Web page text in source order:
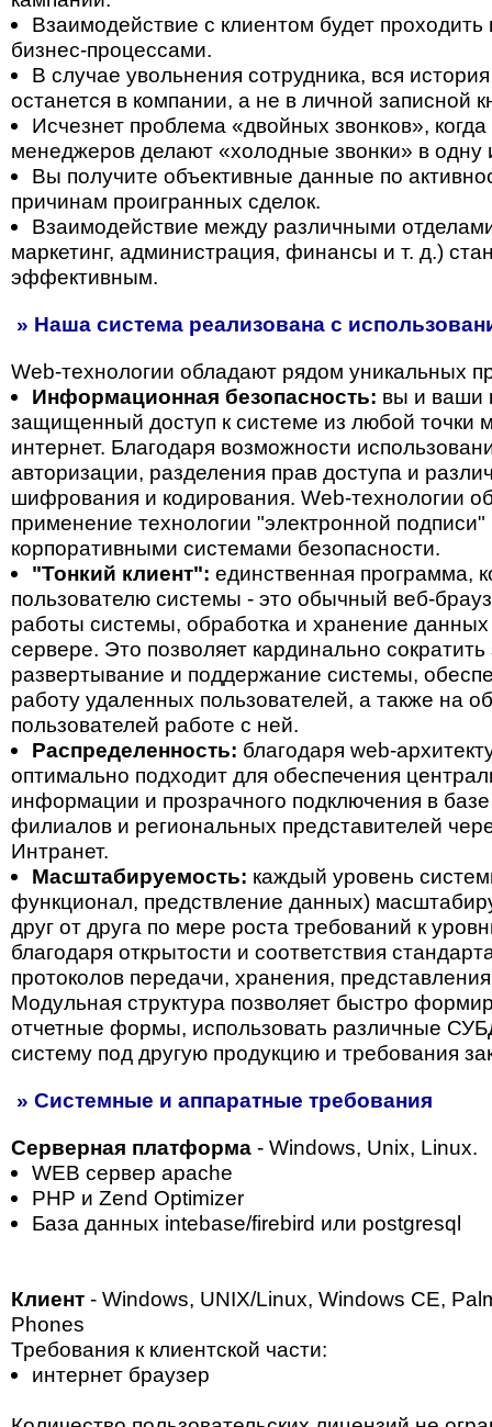
Взаимодействие с клиентом будет проходить
бизнес-процессами.
В случае увольнения сотрудника, вся
останется в компании, а не в личной записной
Исчезнет проблема «двойных звонков», когда
менеджеров делают «холодные звонки» в одну
Вы получите объективные данные по
причинам проигранных сделок.
Взаимодействие между различными
маркетинг, администрация, финансы и т. д.)
эффективным.
» Наша система реализована с
Web-технологии обладают рядом уникальных
Информационная безопасность: вы и ваши
защищенный доступ к системе из любой точки
интернет. Благодаря возможности
авторизации, разделения прав доступа и
шифрования и кодирования. Web-технологии
применение технологии "электронной
корпоративными системами безопасности.
"Тонкий клиент": единственная программа,
пользователю системы - это обычный веб-
работы системы, обработка и хранение
сервере. Это позволяет кардинально
развертывание и поддержание системы,
работу удаленных пользователей, а также на
пользователей работе с ней.
Распределенность: благодаря web-
оптимально подходит для обеспечения
информации и прозрачного подключения в
филиалов и региональных представителей
Интранет.
Масштабируемость: каждый уровень
функционал, предствление данных)
друг от друга по мере роста требований к
благодаря открытости и соответствия
протоколов передачи, хранения,
Модульная структура позволяет быстро
отчетные формы, использовать различные
систему под другую продукцию и требования
» Системные и аппаратные требования
Серверная платформа - Windows, Unix, Linux.
WEB сервер apaсhe
PHP и Zend Optimizer
База данных intebase/firebird или postgresql
Клиент - Windows, UNIX/Linux, Windows CE,
Phones
Требования к клиентской части:
интернет браузер